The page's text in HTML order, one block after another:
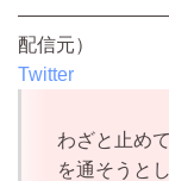
配信元）
Twitter
わざと止め
を通そうと